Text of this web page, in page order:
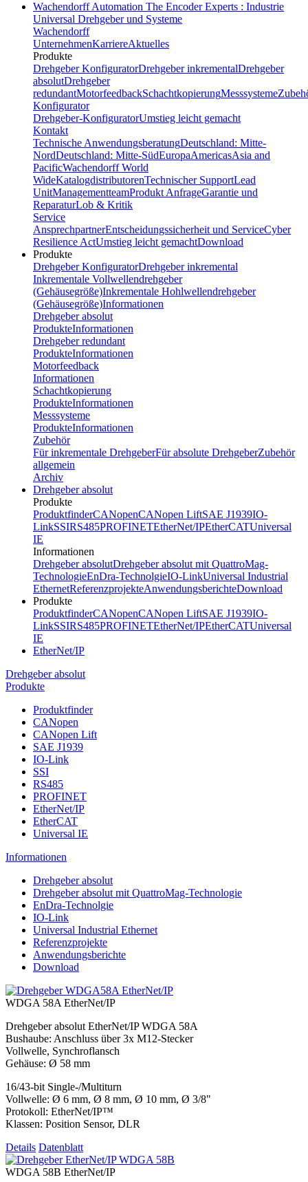
Wachendorff Automation The Encoder Experts : Industrie
Universal Drehgeber und Systeme
Wachendorff
UnternehmenKarriereAktuelles
Produkte
Drehgeber KonfiguratorDrehgeber inkrementalDrehgeber
absolutDrehgeber
redundantMotorfeedbackSchachtkopierungMesssysteme
Konfigurator
Drehgeber-KonfiguratorUmstieg leicht gemacht
Kontakt
Technische AnwendungsberatungDeutschland: Mitte-
NordDeutschland: Mitte-SüdEuropaAmericasAsia and
PacificWachendorff World
WideKatalogdistributorenTechnischer SupportLead
UnitManagementteamProdukt AnfrageGarantie und
ReparaturLob & Kritik
Service
AnsprechpartnerEntscheidungssicherheit und ServiceCyber
Resilience ActUmstieg leicht gemachtDownload
Produkte
Drehgeber KonfiguratorDrehgeber inkremental
Inkrementale Vollwellendrehgeber
(Gehäusegröße)Inkrementale Hohlwellendrehgeber
(Gehäusegröße)Informationen
Drehgeber absolut
ProdukteInformationen
Drehgeber redundant
ProdukteInformationen
Motorfeedback
Informationen
Schachtkopierung
ProdukteInformationen
Messsysteme
ProdukteInformationen
Zubehör
Für inkrementale DrehgeberFür absolute DrehgeberZubehör
allgemein
Archiv
Drehgeber absolut
Produkte
ProduktfinderCANopenCANopen LiftSAE J1939IO-
LinkSSIRS485PROFINETEtherNet/IPEtherCATUniversal
IE
Informationen
Drehgeber absolutDrehgeber absolut mit QuattroMag-
TechnologieEnDra-TechnolgieIO-LinkUniversal Industrial
EthernetReferenzprojekteAnwendungsberichteDownload
Produkte
ProduktfinderCANopenCANopen LiftSAE J1939IO-
LinkSSIRS485PROFINETEtherNet/IPEtherCATUniversal
IE
EtherNet/IP
Drehgeber absolut
Produkte
Produktfinder
CANopen
CANopen Lift
SAE J1939
IO-Link
SSI
RS485
PROFINET
EtherNet/IP
EtherCAT
Universal IE
Informationen
Drehgeber absolut
Drehgeber absolut mit QuattroMag-Technologie
EnDra-Technolgie
IO-Link
Universal Industrial Ethernet
Referenzprojekte
Anwendungsberichte
Download
WDGA 58A EtherNet/IP
Drehgeber absolut EtherNet/IP WDGA 58A
Bushaube: Anschluss über 3x M12-Stecker
Vollwelle, Synchroflansch
Gehäuse: Ø 58 mm
16/43-bit Single-/Multiturn
Vollwelle: Ø 6 mm, Ø 8 mm, Ø 10 mm, Ø 3/8"
Protokoll: EtherNet/IP™
Klassen: Position Sensor, DLR
Details Datenblatt
WDGA 58B EtherNet/IP